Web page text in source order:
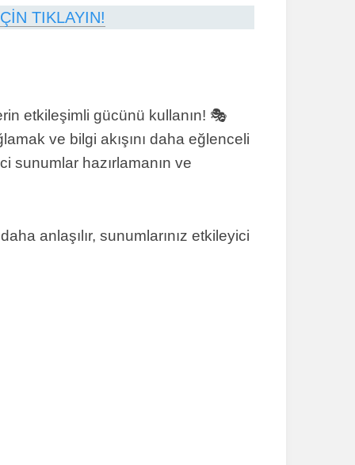
TIKLAYIN!
etkileşimli gücünü kullanın! 🎭
ve bilgi akışını daha eğlenceli
sunumlar hazırlamanın ve
anlaşılır, sunumlarınız etkileyici